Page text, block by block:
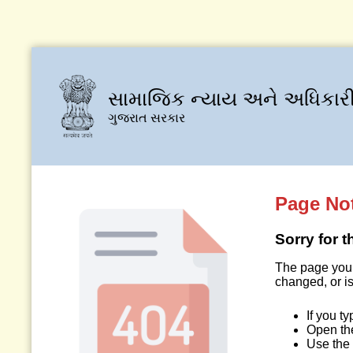
સામાજિક ન્યાય અને
ગુજરાત સરકાર
Page
Sorry for
The page
changed, or
If you
Open
Use